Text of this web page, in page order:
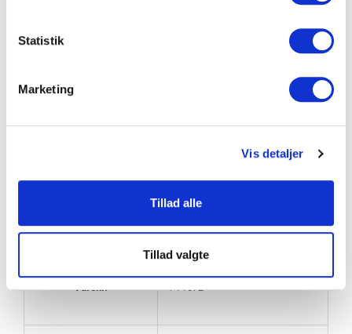
Statistik
Marketing
Vis detaljer
Tillad alle
Tillad valgte
boksning; så som boksehandsker, plethandsker eller noget sjipning.
Brand Fitness360
Varenr. FT1072